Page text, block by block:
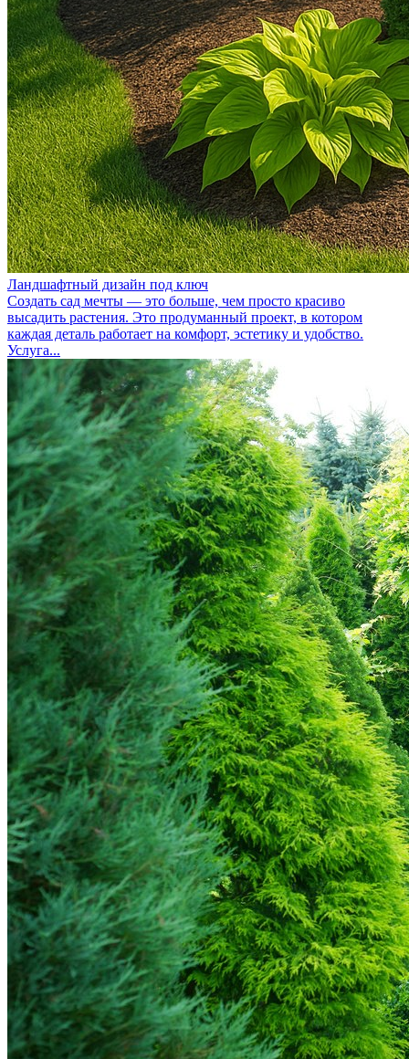
Ландшафтный дизайн под ключ
Создать сад мечты — это больше, чем просто красиво
высадить растения. Это продуманный проект, в котором
каждая деталь работает на комфорт, эстетику и удобство.
Услуга...